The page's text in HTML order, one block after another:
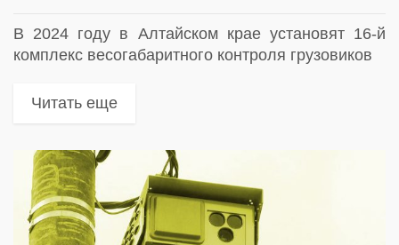
В 2024 году в Алтайском крае установят 16-й
комплекс весогабаритного контроля грузовиков
Читать еще